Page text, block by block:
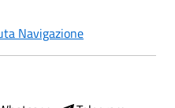
Navigazione